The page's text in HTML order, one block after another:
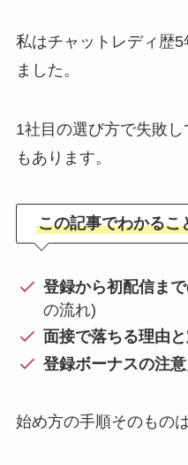
私はチャットレディ歴
ました。
1社目の選び方で失敗
もあります。
この記事でわかるこ
登録から初配信ま
の流れ)
面接で落ちる理由
登録ボーナスの注
始め方の手順そのもの